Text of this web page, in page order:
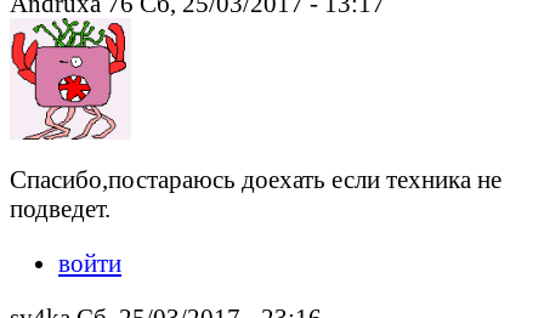
Спасибо,постараюсь доехать если техника не
подведет.
войти